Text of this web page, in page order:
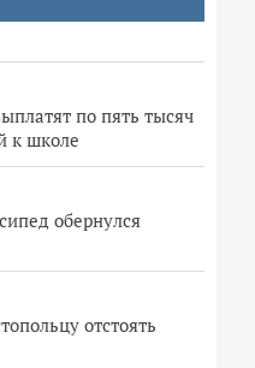
по пять тысяч
к школе
обернулся
отстоять